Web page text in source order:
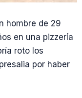
hombre de 29
en una pizzería
roto los
por haber